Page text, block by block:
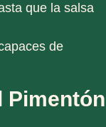
que la salsa
de
Pimentón